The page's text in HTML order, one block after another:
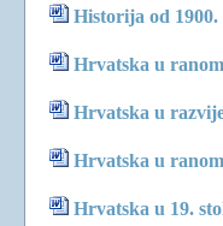
Historija od 1900.
Hrvatska u
Hrvatska u
Hrvatska u
Hrvatska u 19.